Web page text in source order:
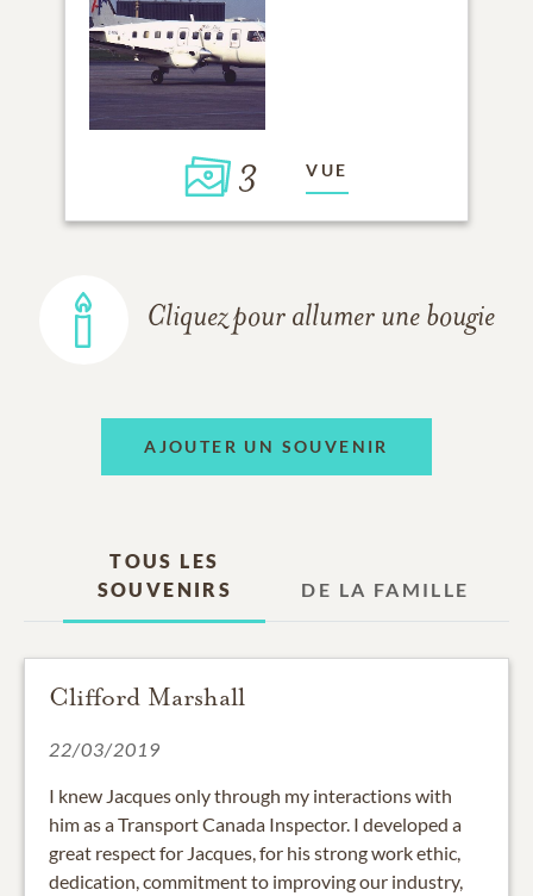
3 VUE
Cliquez pour allumer une bougie
AJOUTER UN SOUVENIR
TOUS LES
SOUVENIRS
DE LA FAMILLE
Clifford Marshall
22/03/2019
I knew Jacques only through my interactions with
him as a Transport Canada Inspector. I developed a
great respect for Jacques, for his strong work ethic,
dedication, commitment to improving our industry,